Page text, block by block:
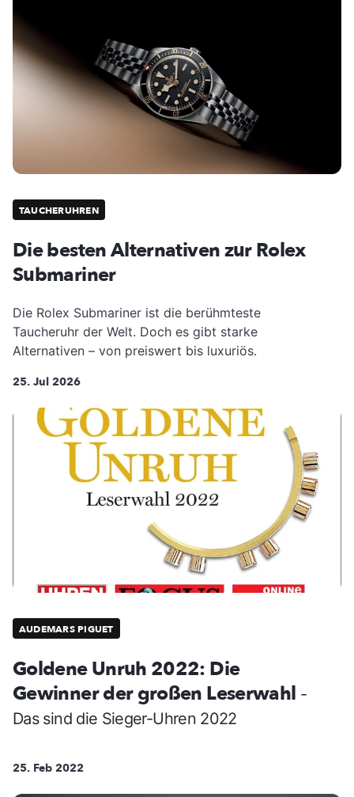
TAUCHERUHREN
Die besten Alternativen zur Rolex
Submariner
Die Rolex Submariner ist die berühmteste
Taucheruhr der Welt. Doch es gibt starke
Alternativen – von preiswert bis luxuriös.
25. Jul 2026
AUDEMARS PIGUET
Goldene Unruh 2022: Die
Gewinner der großen Leserwahl -
Das sind die Sieger-Uhren 2022
25. Feb 2022